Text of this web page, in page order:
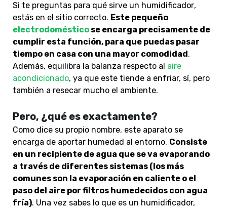
Si te preguntas para qué sirve un humidificador,
estás en el sitio correcto. Este pequeño
electrodoméstico se encarga precisamente de
cumplir esta función, para que puedas pasar
tiempo en casa con una mayor comodidad.
Además, equilibra la balanza respecto al aire
acondicionado, ya que este tiende a enfriar, sí, pero
también a resecar mucho el ambiente.
Pero, ¿qué es exactamente?
Como dice su propio nombre, este aparato se
encarga de aportar humedad al entorno. Consiste
en un recipiente de agua que se va evaporando
a través de diferentes sistemas (los más
comunes son la evaporación en caliente o el
paso del aire por filtros humedecidos con agua
fría). Una vez sabes lo que es un humidificador,